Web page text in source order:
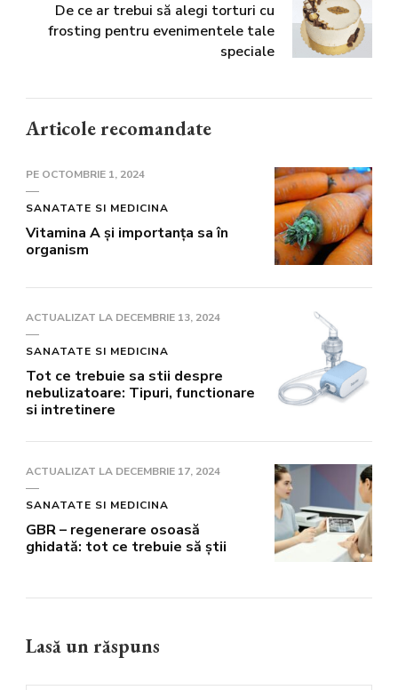
De ce ar trebui să alegi torturi cu
frosting pentru evenimentele tale
speciale
Articole recomandate
PE OCTOMBRIE 1, 2024
SANATATE SI MEDICINA
Vitamina A și importanța sa în
organism
ACTUALIZAT LA DECEMBRIE 13, 2024
SANATATE SI MEDICINA
Tot ce trebuie sa stii despre
nebulizatoare: Tipuri, functionare
si intretinere
ACTUALIZAT LA DECEMBRIE 17, 2024
SANATATE SI MEDICINA
GBR – regenerare osoasă
ghidată: tot ce trebuie să știi
Lasă un răspuns